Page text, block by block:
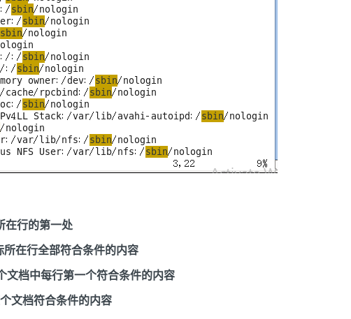
在行的第一处
在行全部符合条件的内容
档中每行第一个符合条件的内容
文档符合条件的内容